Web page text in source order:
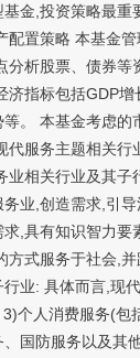
金,投资策略最
置策略 本基金
析股票、债券
济指标包括GDP
。 本基金考虑
代服务主题相关
相关行业及其
业,创造需求,引
,具有知识智力
式服务于社会,
业: 具体而言,现
个人消费服务(
国防服务以及其